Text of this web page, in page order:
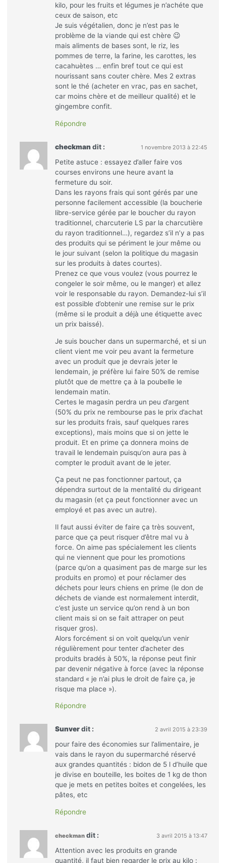
kilo, pour les fruits et légumes je n’achéte que
ceux de saison, etc
Je suis végétalien, donc je n’est pas le
problème de la viande qui est chère 😉
mais aliments de bases sont, le riz, les
pommes de terre, la farine, les carottes, les
cacahuètes … enfin bref tout ce qui est
nourissant sans couter chère. Mes 2 extras
sont le thé (acheter en vrac, pas en sachet,
car moins chère et de meilleur qualité) et le
gingembre confit.
Répondre
checkman dit : 1 novembre 2013 à 22:45
Petite astuce : essayez d’aller faire vos
courses environs une heure avant la
fermeture du soir.
Dans les rayons frais qui sont gérés par une
personne facilement accessible (la boucherie
libre-service gérée par le boucher du rayon
traditionnel, charcuterie LS par la charcutière
du rayon traditionnel…), regardez s’il n’y a pas
des produits qui se périment le jour même ou
le jour suivant (selon la politique du magasin
sur les produits à dates courtes).
Prenez ce que vous voulez (vous pourrez le
congeler le soir même, ou le manger) et allez
voir le responsable du rayon. Demandez-lui s’il
est possible d’obtenir une remise sur le prix
(même si le produit a déjà une étiquette avec
un prix baissé).
Je suis boucher dans un supermarché, et si un
client vient me voir peu avant la fermeture
avec un produit que je devrais jeter le
lendemain, je préfère lui faire 50% de remise
plutôt que de mettre ça à la poubelle le
lendemain matin.
Certes le magasin perdra un peu d’argent
(50% du prix ne rembourse pas le prix d’achat
sur les produits frais, sauf quelques rares
exceptions), mais moins que si on jette le
produit. Et en prime ça donnera moins de
travail le lendemain puisqu’on aura pas à
compter le produit avant de le jeter.
Ça peut ne pas fonctionner partout, ça
dépendra surtout de la mentalité du dirigeant
du magasin (et ça peut fonctionner avec un
employé et pas avec un autre).
Il faut aussi éviter de faire ça très souvent,
parce que ça peut risquer d’être mal vu à
force. On aime pas spécialement les clients
qui ne viennent que pour les promotions
(parce qu’on a quasiment pas de marge sur les
produits en promo) et pour réclamer des
déchets pour leurs chiens en prime (le don de
déchets de viande est normalement interdit,
c’est juste un service qu’on rend à un bon
client mais si on se fait attraper on peut
risquer gros).
Alors forcément si on voit quelqu’un venir
régulièrement pour tenter d’acheter des
produits bradés à 50%, la réponse peut finir
par devenir négative à force (avec la réponse
standard « je n’ai plus le droit de faire ça, je
risque ma place »).
Répondre
Sunver dit : 2 avril 2015 à 23:39
pour faire des économies sur l’alimentaire, je
vais dans le rayon du supermarché réservé
aux grandes quantités : bidon de 5 l d’huile que
je divise en bouteille, les boites de 1 kg de thon
que je mets en petites boites et congelées, les
pâtes, etc
Répondre
checkman dit : 3 avril 2015 à 13:47
Attention avec les produits en grande
quantité, il faut bien regarder le prix au kilo :